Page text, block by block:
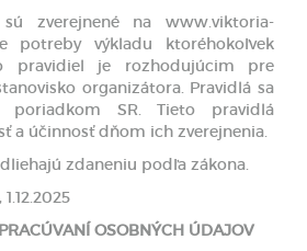
zverejnené na www.viktoria-
potreby výkladu ktoréhokoľvek
pravidiel je rozhodujúcim pre
organizátora. Pravidlá sa
poriadkom SR. Tieto pravidlá
a účinnosť dňom ich zverejnenia.
zdaneniu podľa zákona.
OSOBNÝCH ÚDAJOV